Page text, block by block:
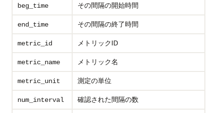
beg_time その間隔の開始時間
end_time その間隔の終了時間
metric_id メトリックID
metric_name メトリック名
metric_unit 測定の単位
num_interval 確認された間隔の数